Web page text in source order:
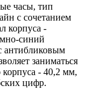
часы, тип
с сочетанием
корпуса -
синий
антибликовым
заниматься
корпуса - 40,2 мм,
цифр.